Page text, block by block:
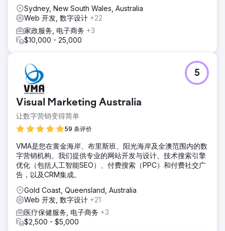
Sydney, New South Wales, Australia
Web 开发, 数字设计 +22
家政服务, 电子商务 +3
$10,000 - 25,000
Visual Marketing Australia
让数字营销变得简单
59 条评价
5
VMA是您在黄金海岸、布里斯班、阳光海岸及全澳范围内的数
字营销机构。我们提供专业的网站开发与设计、技术搜索引擎
优化（包括人工智能SEO）、付费搜索（PPC）和付费社交广
告，以及CRM集成。
Gold Coast, Queensland, Australia
Web 开发, 数字设计 +21
医疗保健服务, 电子商务 +3
$2,500 - $5,000